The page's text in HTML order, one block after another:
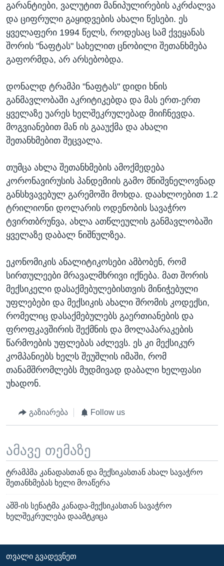
გარანტიები, ვალუტით მანიპულირების აკრძალვა
და ციფრული გაყიდვების ახალი წესები. ეს
ყველაფერი 1994 წელს, როდესაც სამ ქვეყანას
შორის "ნაფტას" სახელით ცნობილი შეთანხმება
გაფორმდა, არ არსებობდა.
დონალდ ტრამპი "ნაფტას" დიდი ხნის
განმავლობაში აკრიტიკებდა და მას ერთ-ერთ
ყველაზე უარეს ხელშეკრულებად მიიჩნევდა.
მოგვიანებით მან ის გააუქმა და ახალი
შეთანხმებით შეცვალა.
თუმცა ახლა შეთანხმების ამოქმედება
კორონავირუსის პანდემიის გამო მნიშვნელოვნად
განსხვავებულ გარემოში მოხდა. დაახლოებით 1.2
ტრილიონი დოლარის ოდენობის სავაჭრო
ტვირთბრუნვა, ახლა ათწლეულის განმავლობაში
ყველაზე დაბალ ნიშნულზეა.
ეკონომიკის ანალიტიკოსები ამბობენ, რომ
სირთულეები მრავალმხრივი იქნება. მათ შორის
მექსიკელი დასაქმებულებისთვის მინიჭებული
უფლებები და მექსიკის ახალი შრომის კოდექსი,
რომელიც დასაქმებულებს გაერთიანების და
ფროფკავშირის შექმნის და მოლაპარაკების
წარმოების უფლებას აძლევს. ეს კი მექსიკურ
კომპანიებს ხელს შეუშლის იმაში, რომ
თანამშრომლებს მუდმივად დაბალი ხელფასი
უხადონ.
გაზიარება Follow us
ამავე თემაზე
ტრამპმა კანადასთან და მექსიკასთან ახალ სავაჭრო
შეთანხმებას ხელი მოაწერა
აშშ-ის სენატმა კანადა-მექსიკასთან სავაჭრო
ხელშეკრულება დაამტკიცა
ᲗᲕᲐᲚᲘ ᲒᲕᲐᲓᲔᲕᲜᲔᲗ